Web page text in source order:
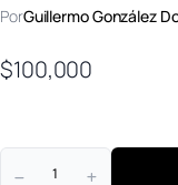
PorGuillermo González
$100,000